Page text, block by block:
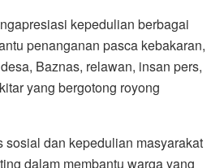
kepedulian berbagai
penanganan pasca kebakaran,
Baznas, relawan, insan pers,
yang bergotong royong
sosial dan kepedulian masyarakat
dalam membantu warga yang